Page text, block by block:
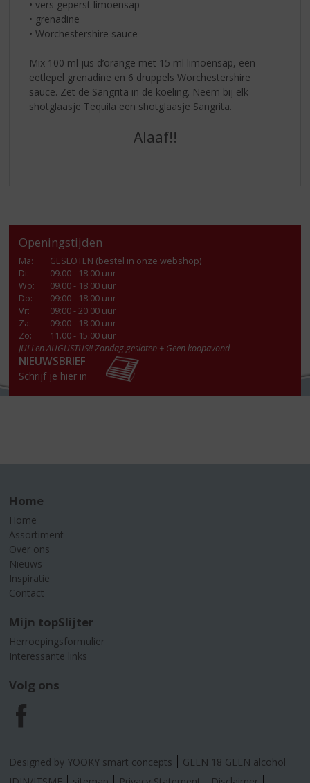
• vers geperst limoensap
• grenadine
• Worchestershire sauce
Mix 100 ml jus d’orange met 15 ml limoensap, een
eetlepel grenadine en 6 druppels Worchestershire
sauce. Zet de Sangrita in de koeling. Neem bij elk
shotglaasje Tequila een shotglaasje Sangrita.
Alaaf!!
Openingstijden
Ma:
GESLOTEN (bestel in onze webshop)
Di:
09.00 - 18.00 uur
Wo:
09.00 - 18.00 uur
Do:
09:00 - 18:00 uur
Vr:
09:00 - 20:00 uur
Za:
09:00 - 18:00 uur
Zo:
11.00 - 15.00 uur
JULI en AUGUSTUS!! Zondag gesloten + Geen koopavond
NIEUWSBRIEF
Schrijf je hier in
Home
Home
Assortiment
Over ons
Nieuws
Inspiratie
Contact
Mijn topSlijter
Herroepingsformulier
Interessante links
Volg ons
F
a
Designed by YOOKY smart concepts
GEEN 18 GEEN alcohol